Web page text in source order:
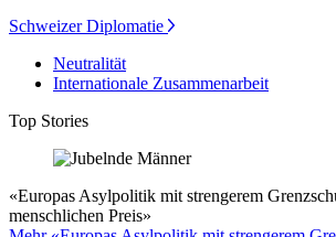
Schweizer Diplomatie
Neutralität
Internationale Zusammenarbeit
Top Stories
«Europas Asylpolitik mit strengerem
menschlichen Preis»